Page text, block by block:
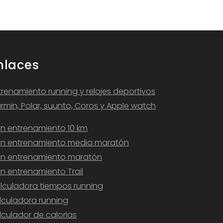
running y relojes deportivos
Polar, suunto, Coros y Apple watch
entrenamiento 10 km
entrenamiento media maratón
entrenamiento maratón
entrenamiento Trail
tiempos running
running
de calorias